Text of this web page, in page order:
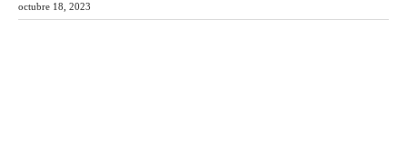
octubre 18, 2023